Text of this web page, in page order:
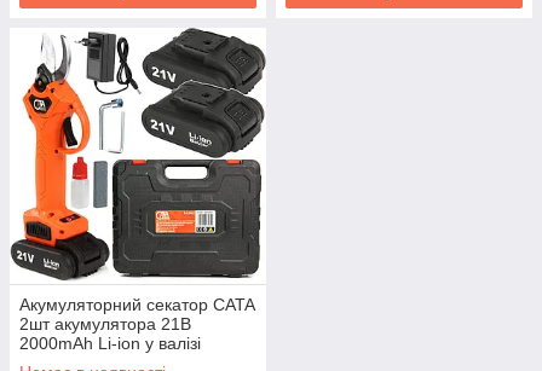
Акумуляторний секатор CATA
2шт акумулятора 21В
2000mAh Li-ion у валізі
(M83009C)